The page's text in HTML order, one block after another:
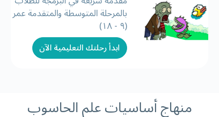
بالمرحلة المتوسطة والمتقدمة عمر
(٩ - ١٨)
ابدأ رحلتك التعليمية الآن
منهاج أساسيات علم الحاسوب